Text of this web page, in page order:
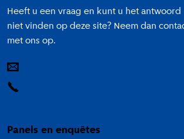
Heeft u een vraag en kunt u het antwoord
niet vinden op deze site? Neem dan
met ons op.
Panels en enquêtes